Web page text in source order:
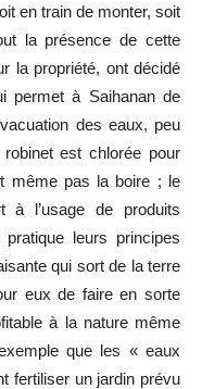
en train de monter, soit
la présence de cette
la propriété, ont décidé
permet à Saihanan de
des eaux, peu
est chlorée pour
même pas la boire ; le
à l’usage de produits
leurs principes
qui sort de la terre
eux de faire en sorte
à la nature même
que les « eaux
fertiliser un jardin prévu